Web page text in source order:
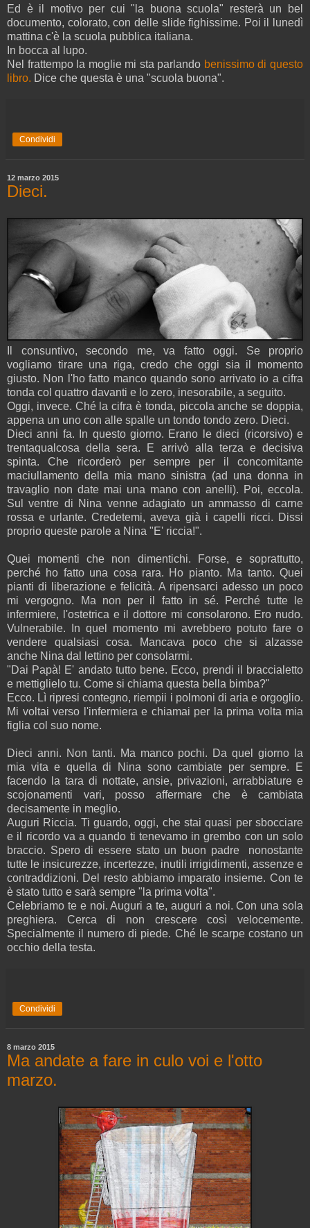
Ed è il motivo per cui "la buona scuola" resterà un bel
documento, colorato, con delle slide fighissime. Poi il lunedì
mattina c'è la scuola pubblica italiana.
In bocca al lupo.
Nel frattempo la moglie mi sta parlando benissimo di questo
libro. Dice che questa è una "scuola buona".
Condividi
12 marzo 2015
Dieci.
Il consuntivo, secondo me, va fatto oggi. Se proprio
vogliamo tirare una riga, credo che oggi sia il momento
giusto. Non l'ho fatto manco quando sono arrivato io a cifra
tonda col quattro davanti e lo zero, inesorabile, a seguito.
Oggi, invece. Ché la cifra è tonda, piccola anche se doppia,
appena un uno con alle spalle un tondo tondo zero. Dieci.
Dieci anni fa. In questo giorno. Erano le dieci (ricorsivo) e
trentaqualcosa della sera. E arrivò alla terza e decisiva
spinta. Che ricorderò per sempre per il concomitante
maciullamento della mia mano sinistra (ad una donna in
travaglio non date mai una mano con anelli). Poi, eccola.
Sul ventre di Nina venne adagiato un ammasso di carne
rossa e urlante. Credetemi, aveva già i capelli ricci. Dissi
proprio queste parole a Nina "E' riccia!".
Quei momenti che non dimentichi. Forse, e soprattutto,
perché ho fatto una cosa rara. Ho pianto. Ma tanto. Quei
pianti di liberazione e felicità. A ripensarci adesso un poco
mi vergogno. Ma non per il fatto in sé. Perché tutte le
infermiere, l'ostetrica e il dottore mi consolarono. Ero nudo.
Vulnerabile. In quel momento mi avrebbero potuto fare o
vendere qualsiasi cosa. Mancava poco che si alzasse
anche Nina dal lettino per consolarmi.
"Dai Papà! E' andato tutto bene. Ecco, prendi il braccialetto
e mettiglielo tu. Come si chiama questa bella bimba?"
Ecco. Lì ripresi contegno, riempii i polmoni di aria e orgoglio.
Mi voltai verso l'infermiera e chiamai per la prima volta mia
figlia col suo nome.
Dieci anni. Non tanti. Ma manco pochi. Da quel giorno la
mia vita e quella di Nina sono cambiate per sempre. E
facendo la tara di nottate, ansie, privazioni, arrabbiature e
scojonamenti vari, posso affermare che è cambiata
decisamente in meglio.
Auguri Riccia. Ti guardo, oggi, che stai quasi per sbocciare
e il ricordo va a quando ti tenevamo in grembo con un solo
braccio. Spero di essere stato un buon padre nonostante
tutte le insicurezze, incertezze, inutili irrigidimenti, assenze e
contraddizioni. Del resto abbiamo imparato insieme. Con te
è stato tutto e sarà sempre "la prima volta".
Celebriamo te e noi. Auguri a te, auguri a noi. Con una sola
preghiera. Cerca di non crescere così velocemente.
Specialmente il numero di piede. Ché le scarpe costano un
occhio della testa.
Condividi
8 marzo 2015
Ma andate a fare in culo voi e l'otto
marzo.